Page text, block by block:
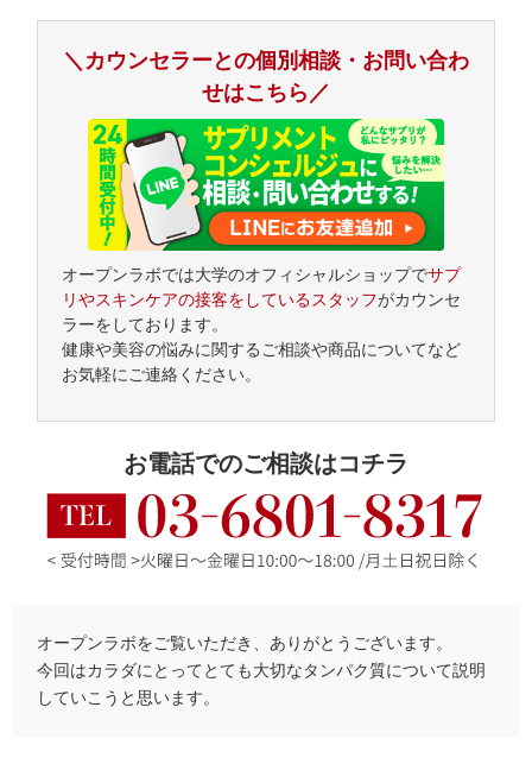
＼カウンセラーとの個別相談・お問い合わ
せはこちら／
オープンラボでは大学のオフィシャルショップでサプ
リやスキンケアの接客をしているスタッフがカウンセ
ラーをしております。
健康や美容の悩みに関するご相談や商品についてなど
お気軽にご連絡ください。
お電話でのご相談はコチラ
オープンラボをご覧いただき、ありがとうございます。
今回はカラダにとってとても大切なタンパク質について説明
していこうと思います。